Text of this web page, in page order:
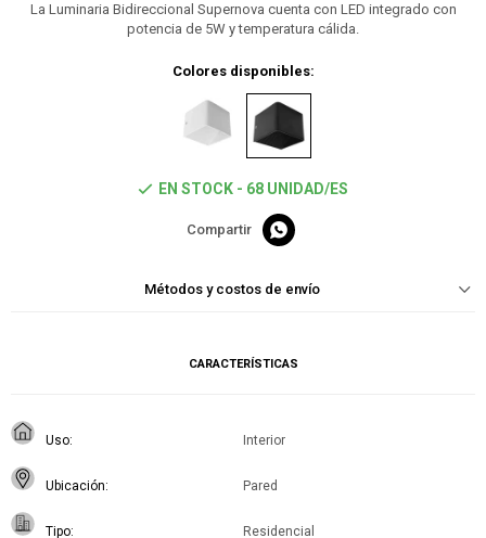
La Luminaria Bidireccional Supernova cuenta con LED integrado con
potencia de 5W y temperatura cálida.
Colores disponibles:
EN STOCK - 68 UNIDAD/ES

Métodos y costos de envío
CARACTERÍSTICAS
Uso Interior
Ubicación Pared
Tipo Residencial